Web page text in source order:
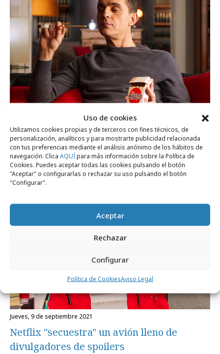
Uso de cookies
Utilizamos cookies propias y de terceros con fines técnicos, de
personalización, analíticos y para mostrarte publicidad relacionada
con tus preferencias mediante el análisis anónimo de los hábitos de
navegación. Clica AQUÍpara más información sobre la Política de
Cookies. Puedes aceptar todas las cookies pulsando el botón
"Aceptar" o configurarlas o rechazar su uso pulsando el botón
"Configurar".
Aceptar
Rechazar
Configurar
Política de CookiesAviso Legal
lunes, 25 de marzo 2024
El plan maestro de Pedro Alonso para
desconectar con Mikado
Internacional
jueves, 9 de septiembre 2021
Netflix "secuestra" un avión lleno de
divulgadores de spoilers